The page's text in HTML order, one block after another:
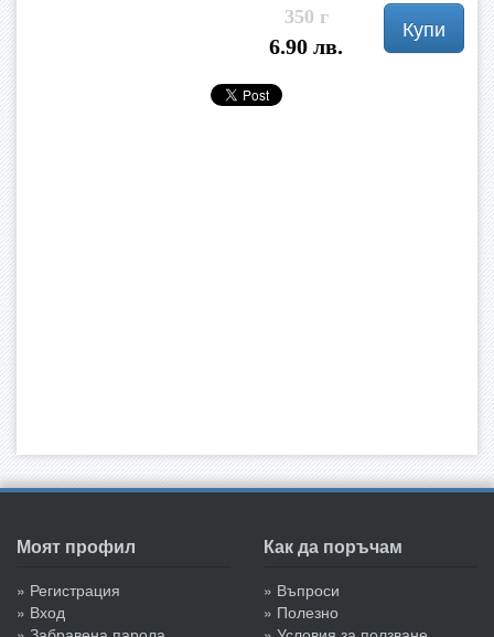
350 г
6.90 лв.
Купи
Моят профил
» Регистрация
» Вход
Как да поръчам
» Въпроси
» Полезно